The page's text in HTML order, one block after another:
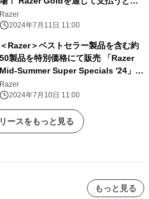
Razerアクセサリーや ボーナスRazer
Goldなどの賞品を獲得可能
Razer
2024年7月11日 11:00
＜Razer＞ベストセラー製品を含む約
50製品を特別価格にて販売 「Razer
Mid-Summer Super Specials '24」を
7月12日(金)より開催
Razer
2024年7月10日 11:00
ースをもっと見る
もっと見る